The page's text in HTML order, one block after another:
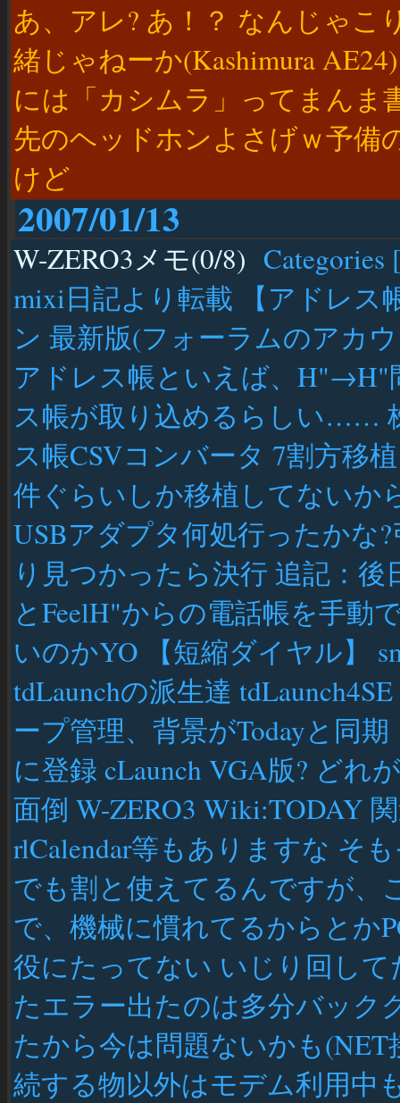
あ、アレ? あ！？ なんじゃこ
緒じゃねーか(Kashimura
には「カシムラ」ってまんま
先のヘッドホンよさげｗ予備
けど
2007/01/13
W-ZERO3メモ(0/8) Categories [
mixi日記より転載 【アドレス
ン 最新版(フォーラムのアカ
アドレス帳といえば、H"→H"
ス帳が取り込めるらしい……
ス帳CSVコンバータ 7割方移
件ぐらいしか移植してないか
USBアダプタ何処行ったかな
り見つかったら決行 追記：
とFeelH"からの電話帳を手動
いのかYO 【短縮ダイヤル】
tdLaunchの派生達
ープ管理、背景がTodayと同
に登録 cLaunch VGA版? ど
面倒 W-ZERO3 Wiki:TODAY
rlCalendar等もありますな そ
でも割と使えてるんですが、
で、機械に慣れてるからとか
役にたってない いじり回し
たエラー出たのは多分バック
たから今は問題ないかも
続する物以外はモデム利用中